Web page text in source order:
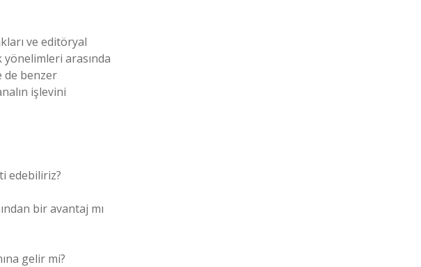
ve editöryal
arasında
de benzer
işlevini
edebiliriz?
bir avantaj mı
gelir mi?